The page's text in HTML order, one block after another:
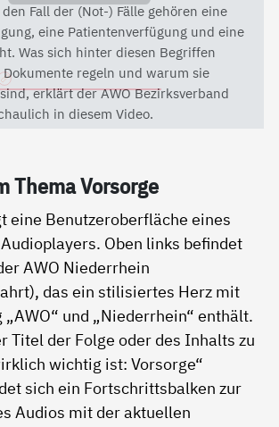
des Videos akzeptieren Sie die
von YouTube.
Datenschutzerklärung
Fall der (Not-) Fälle gehören eine
eine Patientenverfügung und eine
Was sich hinter diesen Begriffen
regeln und warum sie
erklärt der AWO Bezirksverband
in diesem Video.
The­ma Vor­sor­ge